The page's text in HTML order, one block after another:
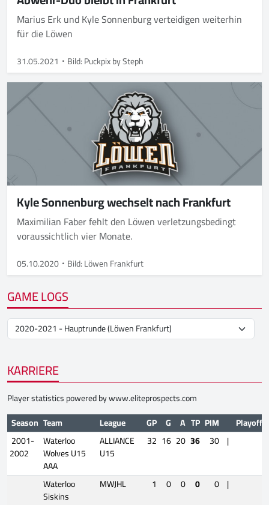
Marius Erk und Kyle Sonnenburg verteidigen weiterhin
für die Löwen
31.05.2021 Bild: Puckpix by Steph
Kyle Sonnenburg wechselt nach Frankfurt
Maximilian Faber fehlt den Löwen verletzungsbedingt
voraussichtlich vier Monate.
05.10.2020 Bild: Löwen Frankfurt
GAME LOGS
KARRIERE
Player statistics powered bywww.eliteprospects.com
Season Team League GP G A TP PIM
Playoffs
2001-
2002
Waterloo
Wolves U15
AAA
ALLIANCE
U15
32 16 20 36 30 |
Waterloo
Siskins
MWJHL 1 0 0 0 0 |